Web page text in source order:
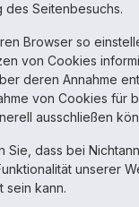
des Seitenbesuchs.
Browser so
von Cookies
deren Annahme
von Cookies für
ausschließen
Sie, dass bei
unserer
sein kann.